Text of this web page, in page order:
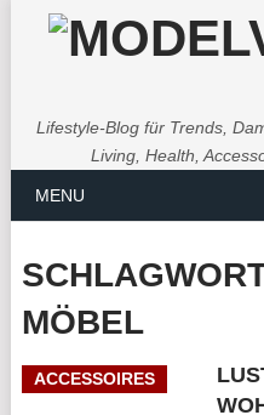
Lifestyle-Blog für Trends,
Living, Health,
MENU
MÖBEL
ACCESSOIRES